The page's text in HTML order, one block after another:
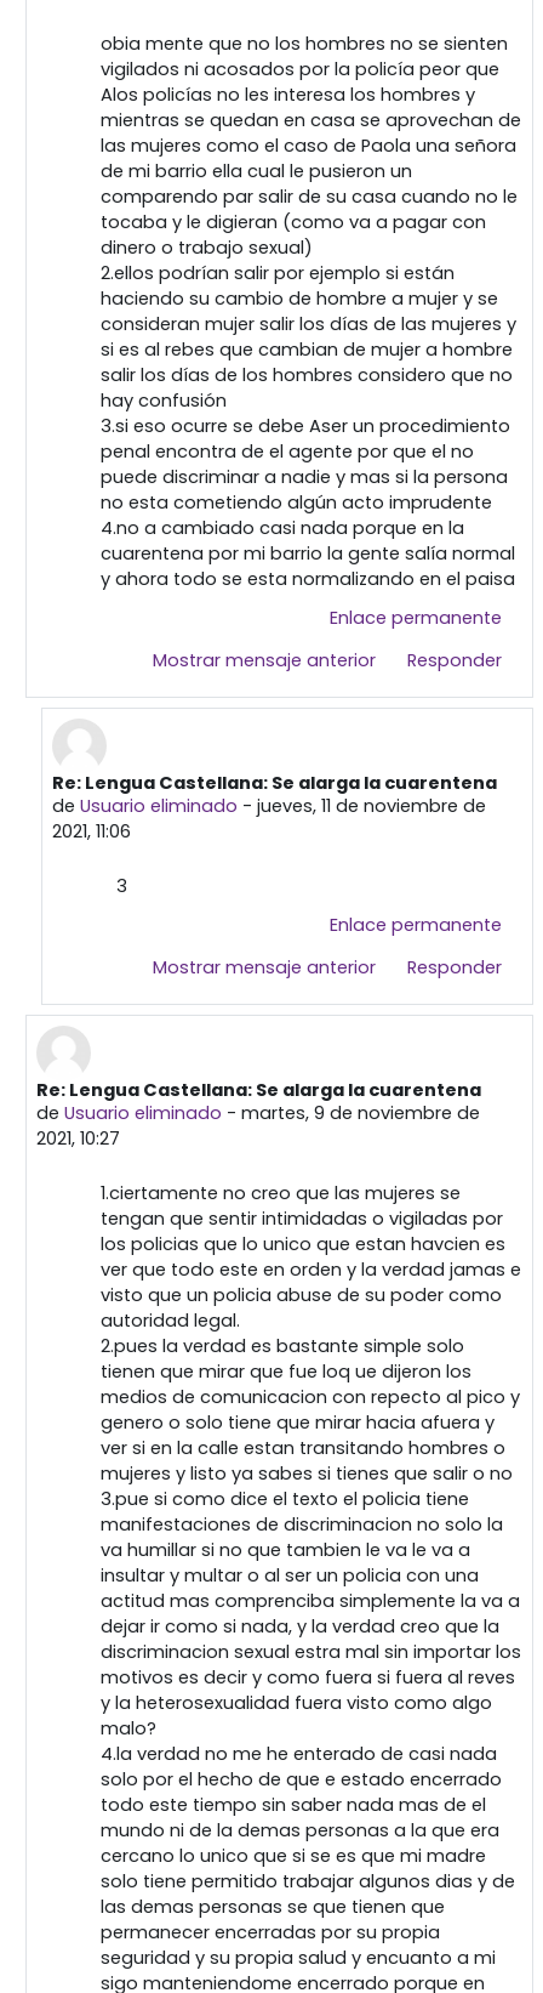
obia mente que no los hombres no se sienten
vigilados ni acosados por la policía peor que
Alos policías no les interesa los hombres y
mientras se quedan en casa se aprovechan de
las mujeres como el caso de Paola una señora
de mi barrio ella cual le pusieron un
comparendo par salir de su casa cuando no le
tocaba y le digieran (como va a pagar con
dinero o trabajo sexual)
2.ellos podrían salir por ejemplo si están
haciendo su cambio de hombre a mujer y se
consideran mujer salir los días de las mujeres y
si es al rebes que cambian de mujer a hombre
salir los días de los hombres considero que no
hay confusión
3.si eso ocurre se debe Aser un procedimiento
penal encontra de el agente por que el no
puede discriminar a nadie y mas si la persona
no esta cometiendo algún acto imprudente
4.no a cambiado casi nada porque en la
cuarentena por mi barrio la gente salía normal
y ahora todo se esta normalizando en el paisa
Enlace permanente
Mostrar mensaje anterior
Responder
En respuesta a Usuario eliminado
Re: Lengua Castellana: Se alarga la cuarentena
de Usuario eliminado - jueves, 11 de noviembre de
2021, 11:06
3
Enlace permanente
Mostrar mensaje anterior
Responder
En respuesta a Primera publicación
Re: Lengua Castellana: Se alarga la cuarentena
de Usuario eliminado - martes, 9 de noviembre de
2021, 10:27
1.ciertamente no creo que las mujeres se
tengan que sentir intimidadas o vigiladas por
los policias que lo unico que estan havcien es
ver que todo este en orden y la verdad jamas e
visto que un policia abuse de su poder como
autoridad legal.
2.pues la verdad es bastante simple solo
tienen que mirar que fue loq ue dijeron los
medios de comunicacion con repecto al pico y
genero o solo tiene que mirar hacia afuera y
ver si en la calle estan transitando hombres o
mujeres y listo ya sabes si tienes que salir o no
3.pue si como dice el texto el policia tiene
manifestaciones de discriminacion no solo la
va humillar si no que tambien le va le va a
insultar y multar o al ser un policia con una
actitud mas comprenciba simplemente la va a
dejar ir como si nada, y la verdad creo que la
discriminacion sexual estra mal sin importar los
motivos es decir y como fuera si fuera al reves
y la heterosexualidad fuera visto como algo
malo?
4.la verdad no me he enterado de casi nada
solo por el hecho de que e estado encerrado
todo este tiempo sin saber nada mas de el
mundo ni de la demas personas a la que era
cercano lo unico que si se es que mi madre
solo tiene permitido trabajar algunos dias y de
las demas personas se que tienen que
permanecer encerradas por su propia
seguridad y su propia salud y encuanto a mi
sigo manteniendome encerrado porque en